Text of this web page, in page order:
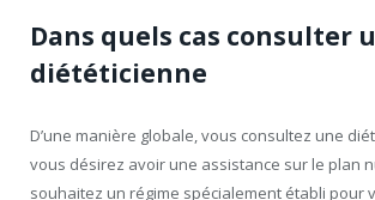
Dans quels cas consulter
diététicienne
D’une manière globale, vous consultez une
vous désirez avoir une assistance sur le plan
souhaitez un régime spécialement établi pour